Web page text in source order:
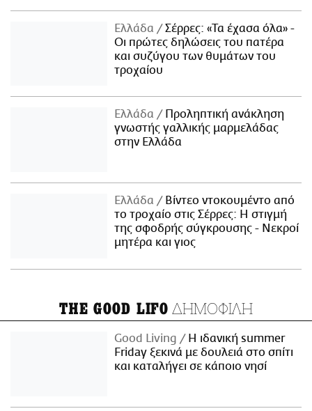
Ελλάδα
Σέρρες: «Τα έχασα όλα» -
Οι πρώτες δηλώσεις του πατέρα
και συζύγου των θυμάτων του
τροχαίου
Ελλάδα
Προληπτική ανάκληση
γνωστής γαλλικής μαρμελάδας
στην Ελλάδα
Ελλάδα
Βίντεο ντοκουμέντο από
το τροχαίο στις Σέρρες: Η στιγμή
της σφοδρής σύγκρουσης - Νεκροί
μητέρα και γιος
THE GOOD LIFO ΔΗΜΟΦΙΛΗ
Good Living
Η ιδανική summer
Friday ξεκινά με δουλειά στο σπίτι
και καταλήγει σε κάποιο νησί